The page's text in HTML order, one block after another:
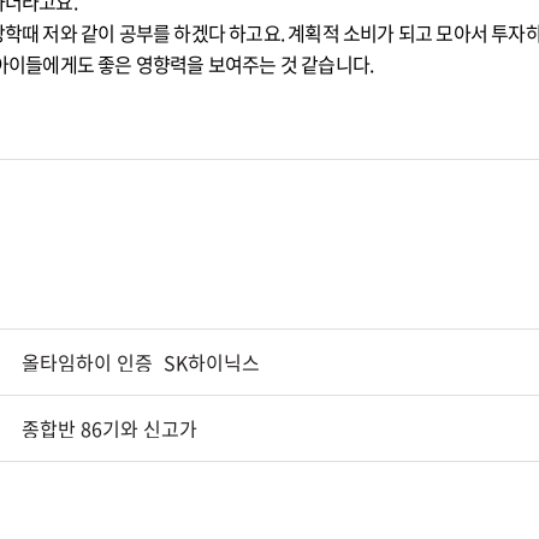
때 저와 같이 공부를 하겠다 하고요. 계획적 소비가 되고 모아서 투자
이들에게도 좋은 영향력을 보여주는 것 같습니다.
올타임하이 인증_SK하이닉스
종합반 86기와 신고가